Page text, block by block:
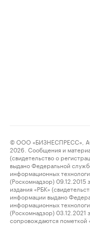
© ООО «БИЗНЕСПРЕСС»,
2026. Сообщения и
(свидетельство о
выдано Федеральной
информационных
(Роскомнадзор)
издания «РБК»
информации выдано
информационных
(Роскомнадзор)
сопровождаются пометкой